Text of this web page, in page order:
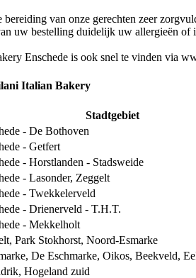
bereiding van onze gerechten zeer
uw bestelling duidelijk uw allergieën of
Enschede is ook snel te vinden via
Italian Bakery
Stadtgebiet
- De Bothoven
- Getfert
- Horstlanden - Stadsweide
- Lasonder, Zeggelt
- Twekkelerveld
- Drienerveld - T.H.T.
- Mekkelholt
Park Stokhorst, Noord-Esmarke
De Eschmarke, Oikos, Beekveld,
Hogeland zuid